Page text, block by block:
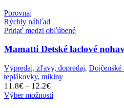
Porovnaj
Rýchly náhľad
Pridať medzi obľúbené
Mamatti Detské laclové
Výpredaj, zľavy, dopredaj, Dojčenské
teplákovky, mikiny
11.8€ – 12.2€
range:
Výber možností